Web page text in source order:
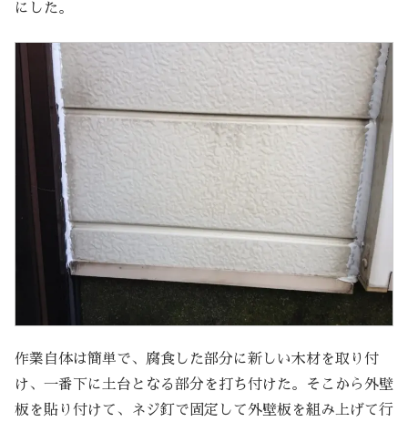
にした。
作業自体は簡単で、腐食した部分に新しい木材を取り付
け、一番下に土台となる部分を打ち付けた。そこから外壁
板を貼り付けて、ネジ釘で固定して外壁板を組み上げて行